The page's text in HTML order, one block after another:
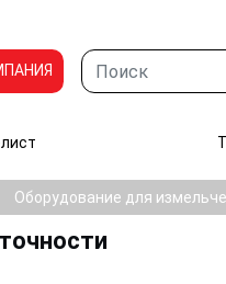
Оборудование для